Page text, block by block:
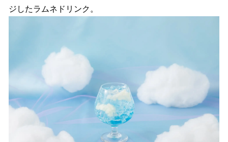
ジしたラムネドリンク。